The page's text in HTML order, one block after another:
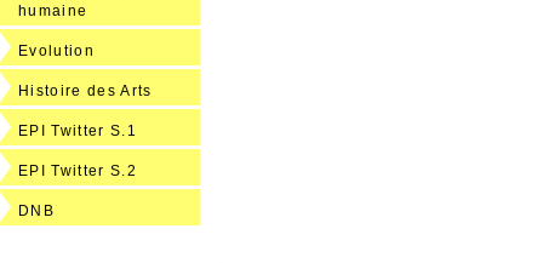
humaine
Evolution
Histoire des Arts
EPI Twitter S.1
EPI Twitter S.2
DNB